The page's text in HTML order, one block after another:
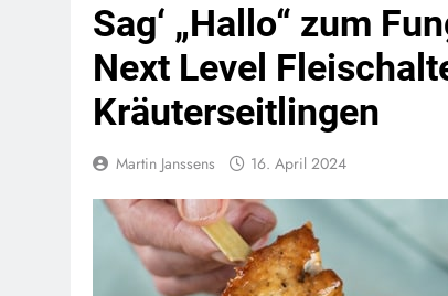
Sag‘ „Hallo“ zum
Next Level
Kräuterseitlingen
Martin Janssens 16. April 2024